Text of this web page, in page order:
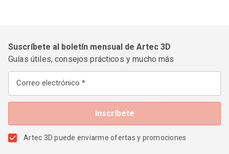
Suscríbete al boletín mensual de Artec 3D
Guías útiles, consejos prácticos y mucho más
Correo electrónico
Artec 3D puede enviarme ofertas y promociones